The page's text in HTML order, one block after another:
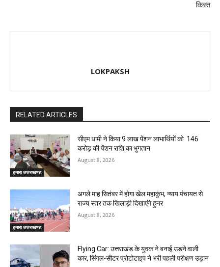
किस्त
LOKPAKSH
RELATED ARTICLES
हमारा उत्तराखण्ड
सीएम धामी ने किया 9 लाख पेंशन लाभार्थियों को ₹ 146
करोड़ की पेंशन राशि का भुगतान
August 8, 2026
हमारा उत्तराखण्ड
अगले माह सितंबर में होगा खेल महाकुंभ, न्याय पंचायत से
राज्य स्तर तक खिलाड़ी दिखाएंगे हुनर
August 8, 2026
Flying Car: उत्तराखंड के युवक ने बनाई उड़ने वाली
कार, सिंगल-सीटर प्रोटोटाइप ने भरी पहली परीक्षण उड़ान